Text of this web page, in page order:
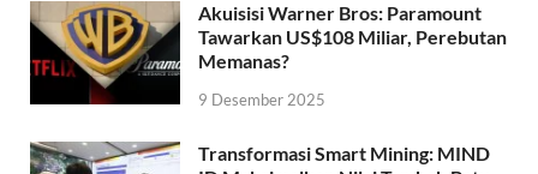
Akuisisi Warner Bros: Paramount
Tawarkan US$108 Miliar, Perebutan
Memanas?
9 Desember 2025
Transformasi Smart Mining: MIND